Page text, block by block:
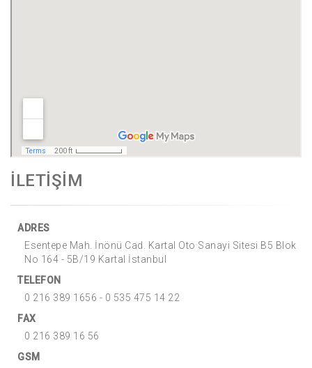
İLETİŞİM
ADRES
Esentepe Mah. İnönü Cad. Kartal Oto Sanayi Sitesi B5 Blok
No 164 - 5B/19 Kartal İstanbul
TELEFON
0 216 389 1656 - 0 535 475 14 22
FAX
0 216 389 16 56
GSM